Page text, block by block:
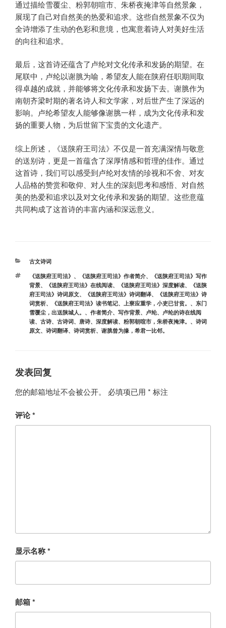
通过描绘雪覆尘、粉郭朝喧市、朱桥夜掩津等自然景象，
展现了自己对自然美的热爱和追求。这些自然景象不仅为
全诗增添了生动的色彩和意境，也寓意着诗人对美好生活
的向往和追求。
最后，这首诗还蕴含了卢纶对文化传承和发扬的期望。在
尾联中，卢纶以谢脁为喻，希望友人能在陕府任职期间取
得卓越的成就，并能够将文化传承和发扬下去。谢脁作为
南朝齐梁时期的著名诗人和文学家，对后世产生了深远的
影响。卢纶希望友人能够像谢脁一样，成为文化传承和发
扬的重要人物，为后世留下宝贵的文化遗产。
综上所述，《送陕府王司法》不仅是一首充满深情与敬意
的送别诗，更是一首蕴含了深厚情感和哲理的佳作。通过
这首诗，我们可以感受到卢纶对友情的珍视和不舍、对友
人品格的赞赏和敬仰、对人生的深刻思考和感悟、对自然
美的热爱和追求以及对文化传承和发扬的期望。这些意蕴
共同构成了这首诗的丰富内涵和深远意义。
分
古文诗词
标
签
《送陕府王司法》 、 《送陕府王司法》作者简介、
《送陕府王司法》写作
背景、 《送陕府王司法》在线阅读、 《送陕府王司法》深度解读、
《送陕
府王司法》诗词原文、 《送陕府王司法》诗词翻译、
《送陕府王司法》诗
词赏析、 《送陕府王司法》读书笔记、 上寮应重学，小吏已甘贫。 、 东门
雪覆尘，出送陕城人。 、 作者简介、 写作背景、 卢纶、 卢纶的诗在线阅
读、 古诗、 古诗词、 唐诗、 深度解读、 粉郭朝喧市，朱桥夜掩津。 、 诗词
原文、 诗词翻译、 诗词赏析、 谢脁曾为掾，希君一比邻。
发表回复
您的邮箱地址不会被公开。 必填项已用 * 标注
评论*
显示名称*
邮箱*